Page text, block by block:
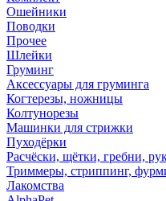
Ошейники
Поводки
Прочее
Шлейки
Груминг
Аксессуары для груминга
Когтерезы, ножницы
Колтунорезы
Машинки для стрижки
Пуходёрки
Расчёски, щётки, гребни,
Триммеры, стриппинг,
Лакомства